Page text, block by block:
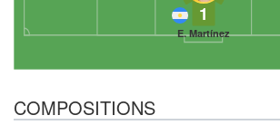
1
E. Martínez
COMPOSITIONS